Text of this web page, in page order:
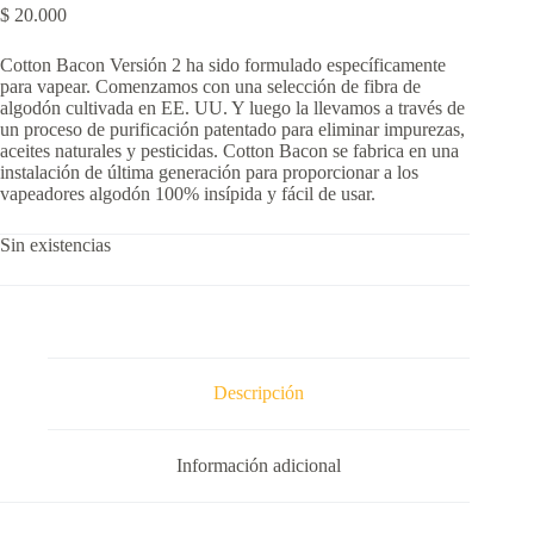
$ 20.000
Cotton Bacon Versión 2 ha sido formulado específicamente
para vapear. Comenzamos con una selección de fibra de
algodón cultivada en EE. UU. Y luego la llevamos a través de
un proceso de purificación patentado para eliminar impurezas,
aceites naturales y pesticidas. Cotton Bacon se fabrica en una
instalación de última generación para proporcionar a los
vapeadores algodón 100% insípida y fácil de usar.
Sin existencias
Descripción
Información adicional